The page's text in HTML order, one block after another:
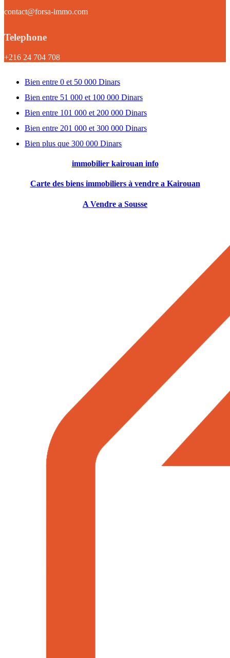
contact@forsa-immo.com
Telephone
+216 24 704 708
Bien entre 0 et 50 000 Dinars
Bien entre 51 000 et 100 000 Dinars
Bien entre 101 000 et 200 000 Dinars
Bien entre 201 000 et 300 000 Dinars
Bien plus que 300 000 Dinars
immobilier kairouan info
Carte des biens immobiliers à vendre a Kairouan
A Vendre a Sousse